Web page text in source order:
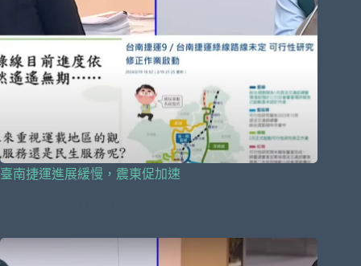
臺南捷運進展緩慢，震東促加速